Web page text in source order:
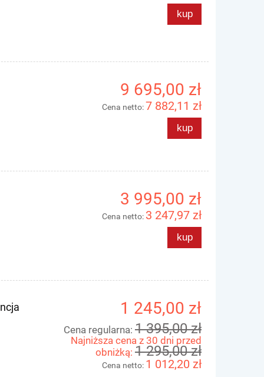
Blackmagic URSA Viewfinder
5 595,00 zł
Cena regularna:7 195,00 zł
Najniższa cena:5 395,00 zł
Blackmagic
Cena regularna:
Najniższa cena:
kup
9 695,00 zł
Cena netto:7 882,11 zł
kup
3 995,00 zł
Cena netto: 3 247,97 zł
kup
1 245,00 zł
Cena regularna: 1 395,00 zł
Najniższa cena z 30 dni przed
obniżką: 1 295,00 zł
Cena netto: 1 012,20 zł